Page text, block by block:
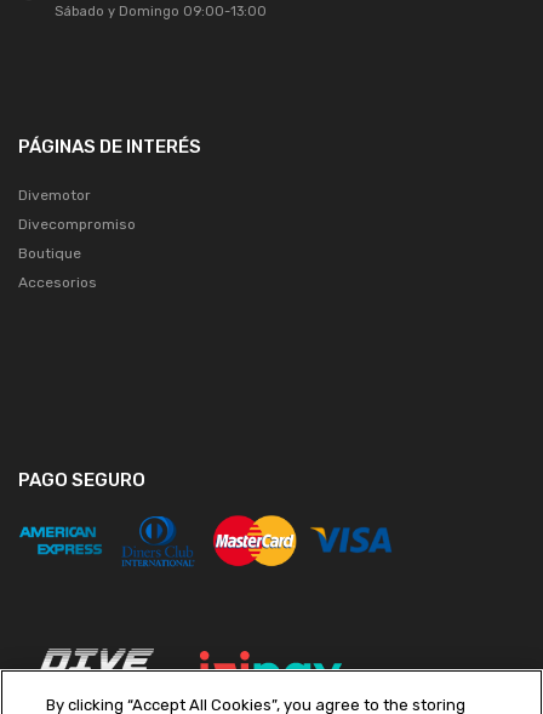
Sábado y Domingo 09:00-13:00
PÁGINAS DE INTERÉS
Divemotor
Divecompromiso
Boutique
Accesorios
PAGO SEGURO
By clicking “Accept All Cookies”, you agree to the storing